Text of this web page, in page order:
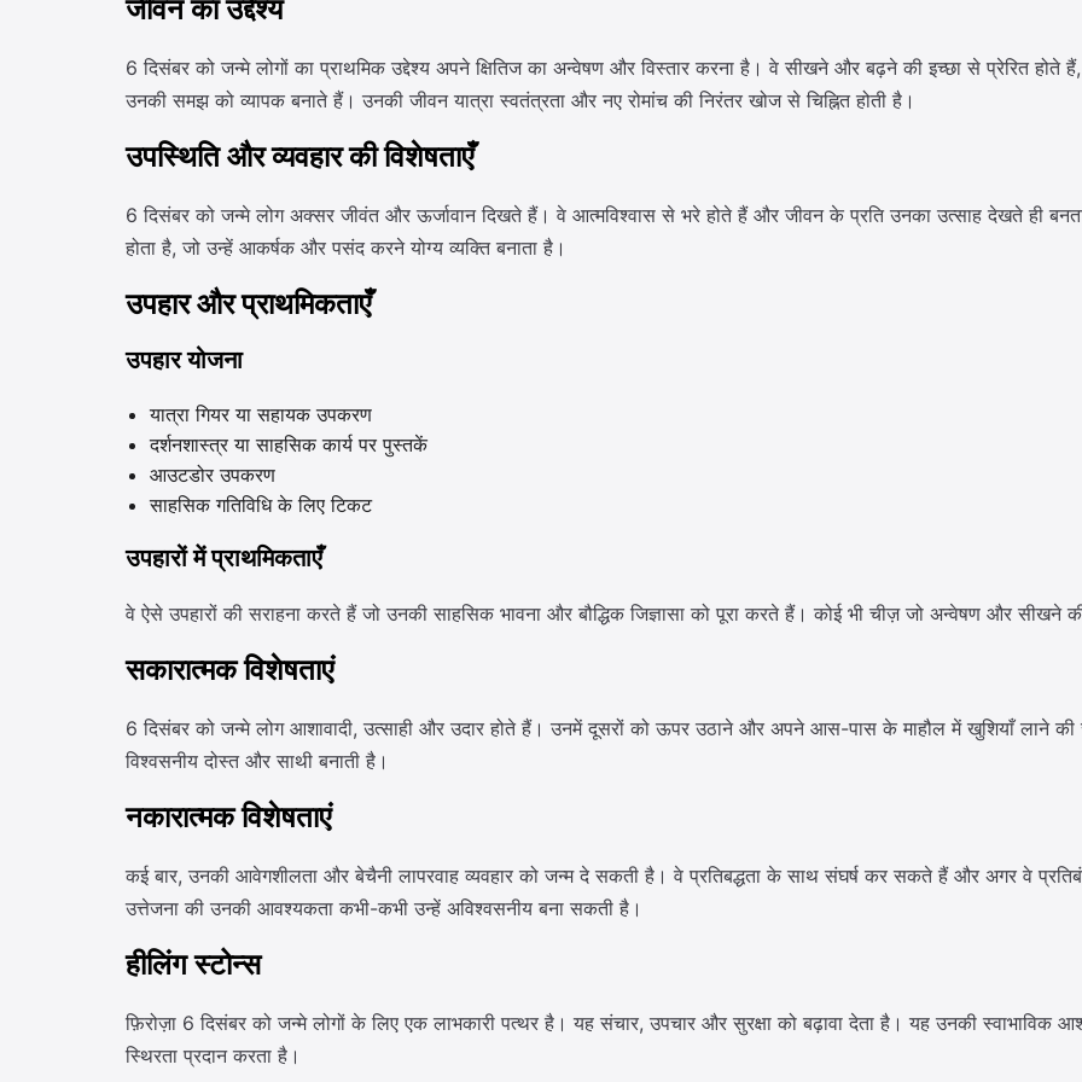
जीवन का उद्देश्य
6 दिसंबर को जन्मे लोगों का प्राथमिक उद्देश्य अपने क्षितिज का अन्वेषण और विस्तार करना है। वे सीखने और बढ़ने की इच्छा से प्रेरित होते
उनकी समझ को व्यापक बनाते हैं। उनकी जीवन यात्रा स्वतंत्रता और नए रोमांच की निरंतर खोज से चिह्नित होती है।
उपस्थिति और व्यवहार की विशेषताएँ
6 दिसंबर को जन्मे लोग अक्सर जीवंत और ऊर्जावान दिखते हैं। वे आत्मविश्वास से भरे होते हैं और जीवन के प्रति उनका उत्साह देखते ही
होता है, जो उन्हें आकर्षक और पसंद करने योग्य व्यक्ति बनाता है।
उपहार और प्राथमिकताएँ
उपहार योजना
यात्रा गियर या सहायक उपकरण
दर्शनशास्त्र या साहसिक कार्य पर पुस्तकें
आउटडोर उपकरण
साहसिक गतिविधि के लिए टिकट
उपहारों में प्राथमिकताएँ
वे ऐसे उपहारों की सराहना करते हैं जो उनकी साहसिक भावना और बौद्धिक जिज्ञासा को पूरा करते हैं। कोई भी चीज़ जो अन्वेषण और सीखने
सकारात्मक विशेषताएं
6 दिसंबर को जन्मे लोग आशावादी, उत्साही और उदार होते हैं। उनमें दूसरों को ऊपर उठाने और अपने आस-पास के माहौल में खुशियाँ लाने की
विश्वसनीय दोस्त और साथी बनाती है।
नकारात्मक विशेषताएं
कई बार, उनकी आवेगशीलता और बेचैनी लापरवाह व्यवहार को जन्म दे सकती है। वे प्रतिबद्धता के साथ संघर्ष कर सकते हैं और अगर वे
उत्तेजना की उनकी आवश्यकता कभी-कभी उन्हें अविश्वसनीय बना सकती है।
हीलिंग स्टोन्स
फ़िरोज़ा 6 दिसंबर को जन्मे लोगों के लिए एक लाभकारी पत्थर है। यह संचार, उपचार और सुरक्षा को बढ़ावा देता है। यह उनकी स्वाभाविक
स्थिरता प्रदान करता है।